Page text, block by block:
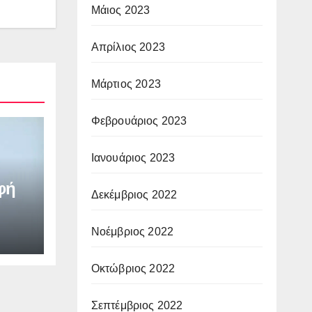
Μάιος 2023
Απρίλιος 2023
Μάρτιος 2023
Φεβρουάριος 2023
Ιανουάριος 2023
Δεκέμβριος 2022
Νοέμβριος 2022
Οκτώβριος 2022
Σεπτέμβριος 2022